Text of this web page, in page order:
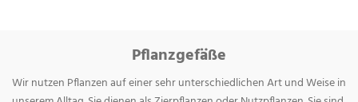
Pflanzgefäße
Wir nutzen Pflanzen auf einer sehr unterschiedlichen Art und Weise in